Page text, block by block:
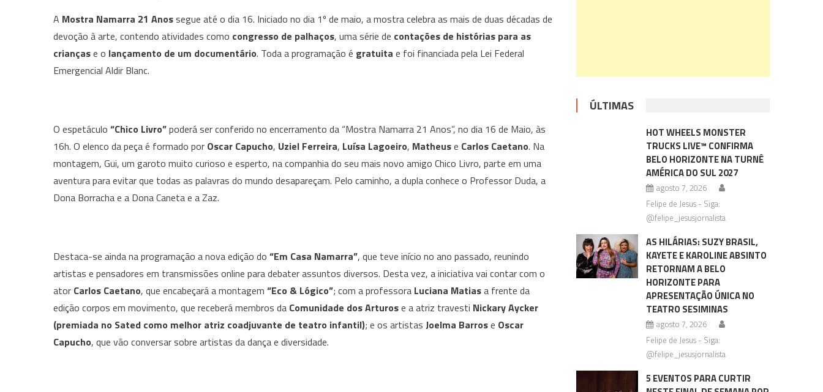
CULTURAL
CELEBRA
A
COM
“MOSTRA
NAMARRA
A Mostra Namarra 21 Anossegue até o dia 16. Iniciado no dia 1º de maio, a mostra celebra as mais de duas décadas de
devoção à arte, contendo atividades como congresso de palhaços, uma série de contações de histórias para as
criançase o lançamento de um documentário. Toda a programação é gratuita e foi financiada pela Lei Federal
Emergencial Aldir Blanc.
O espetáculo “Chico Livro”poderá ser conferido no encerramento da “Mostra Namarra 21 Anos”, no dia 16 de Maio, às
16h. O elenco da peça é formado por Oscar Capucho, Uziel Ferreira, Luísa Lagoeiro, Matheuse Carlos Caetano. Na
montagem, Gui, um garoto muito curioso e esperto, na companhia do seu mais novo amigo Chico Livro, parte em uma
aventura para evitar que todas as palavras do mundo desapareçam. Pelo caminho, a dupla conhece o Professor Duda, a
Dona Borracha e a Dona Caneta e a Zaz.
Destaca-se ainda na programação a nova edição do “Em Casa Namarra”, que teve início no ano passado, reunindo
artistas e pensadores em transmissões online para debater assuntos diversos. Desta vez, a iniciativa vai contar com o
ator Carlos Caetano, que encabeçará a montagem “Eco & Lógico”; com a professora Luciana Matiasa frente da
edição corpos em movimento, que receberá membros da Comunidade dos Arturose a atriz travesti Nickary Aycker
(premiada no Sated como melhor atriz coadjuvante de teatro infantil); e os artistas Joelma Barrose Oscar
Capucho, que vão conversar sobre artistas da dança e diversidade.
ÚLTIMAS
HOT WHEELS MONSTER
TRUCKS LIVE™ CONFIRMA
BELO HORIZONTE NA TURNÊ
AMÉRICA DO SUL 2027
agosto 7, 2026
Felipe de Jesus - Siga:
@felipe_jesusjornalista
AS HILÁRIAS: SUZY BRASIL,
KAYETE E KAROLINE ABSINTO
RETORNAM A BELO
HORIZONTE PARA
APRESENTAÇÃO ÚNICA NO
TEATRO SESIMINAS
agosto 7, 2026
Felipe de Jesus - Siga:
@felipe_jesusjornalista
5 EVENTOS PARA CURTIR